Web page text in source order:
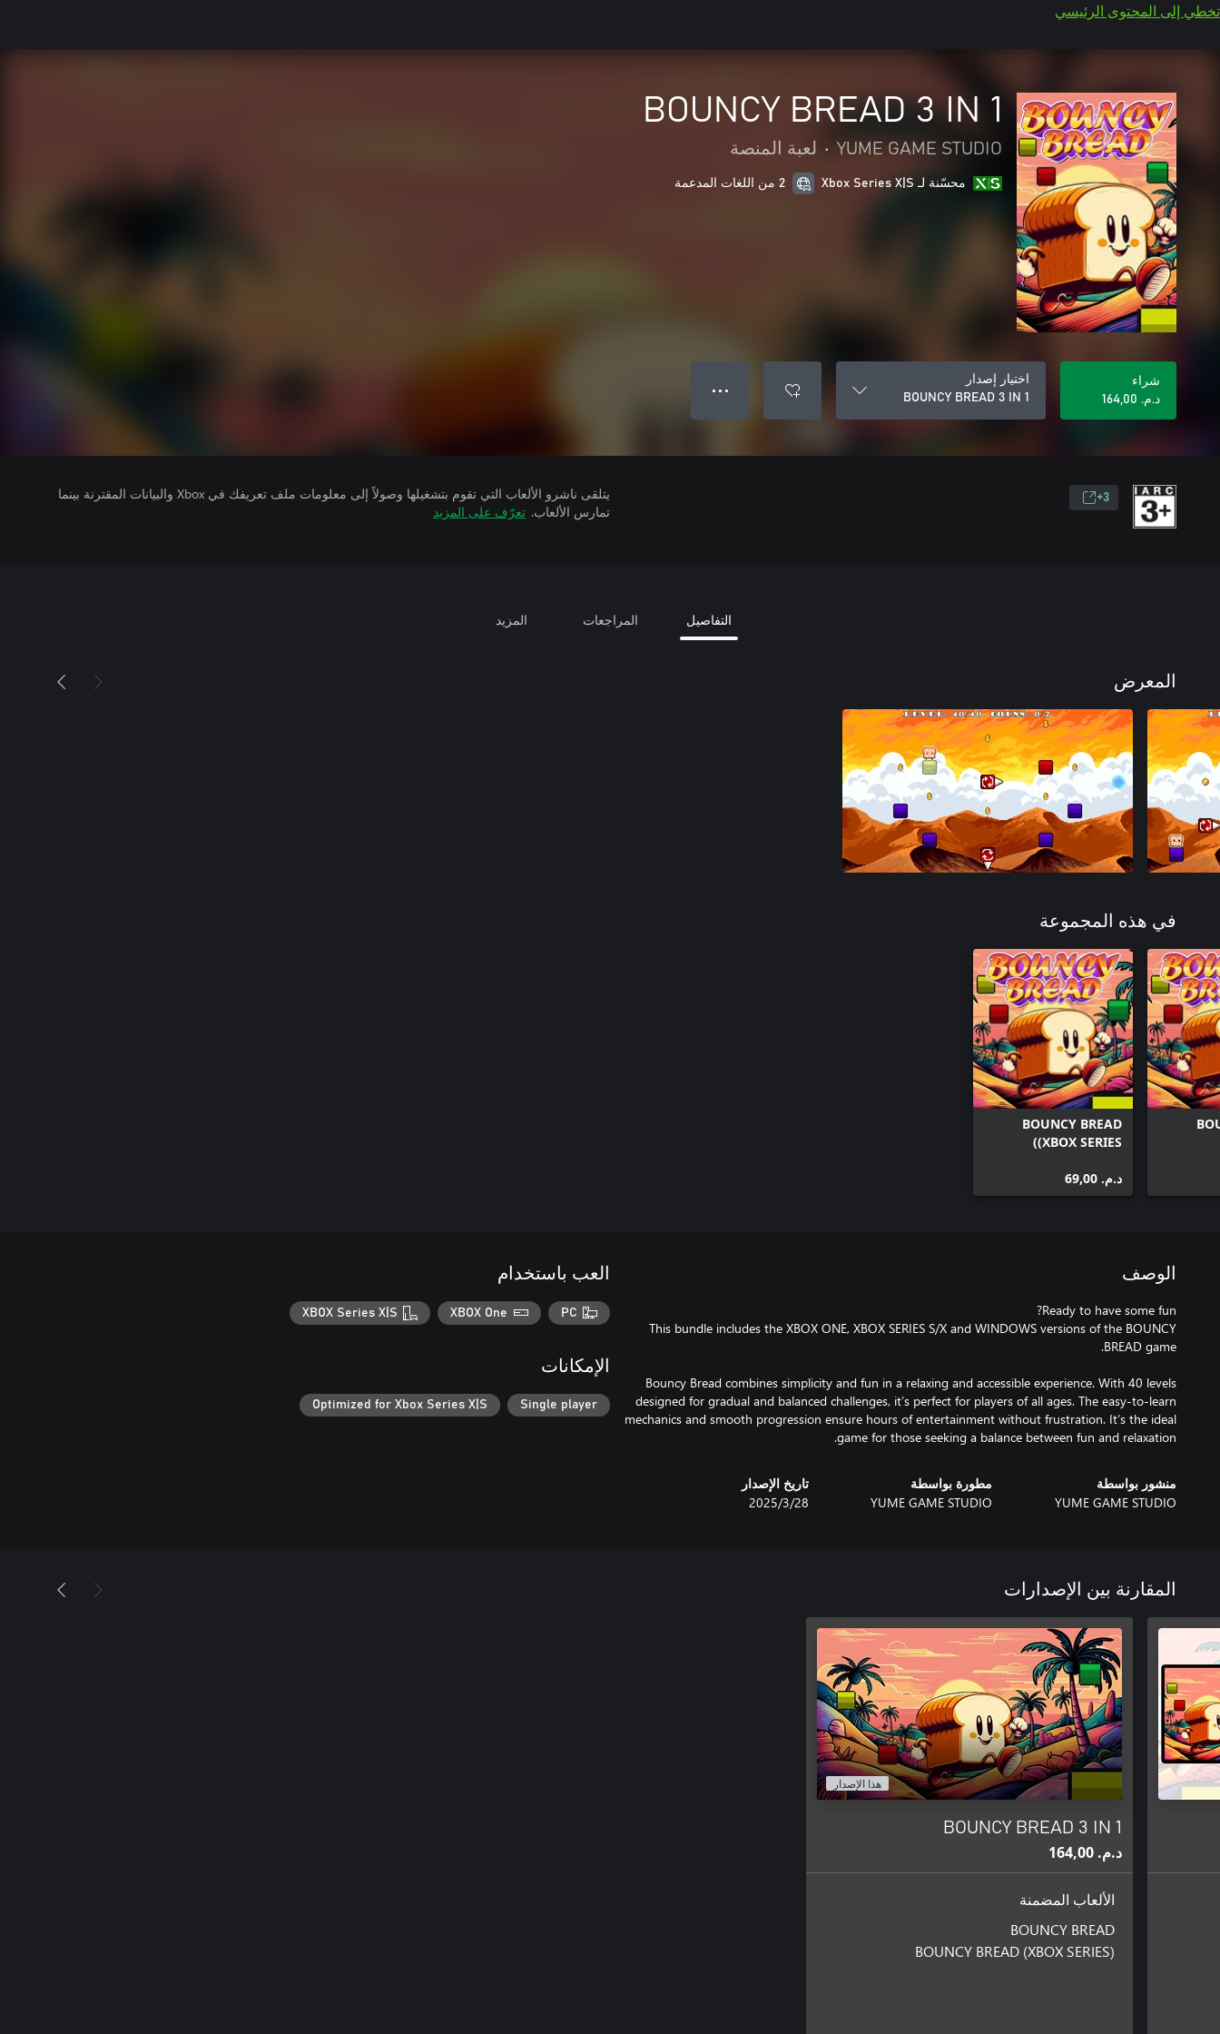
تخطي إلى المحتوى الرئيسي
BOUNCY BREAD 3 IN 1
YUME GAME STUDIO
• لعبة المنصة
محسّنة لـ Xbox Series X|S 2 من اللغات المدعمة
شراء
د.م.‏ 164,00
اختيار إصدار
BOUNCY BREAD 3 IN 1
● ● ●
3+
يتلقى ناشرو الألعاب التي تقوم بتشغيلها وصولاً إلى معلومات ملف تعريفك في Xbox والبيانات المقترنة بينما
تمارس الألعاب. تعرّف على المزيد
التفاصيل المراجعات المزيد
المعرض
في هذه المجموعة
BOUNCY BREAD
(XBOX SERIES)
د.م.‏ 69,00
الوصف
This bundle includes the XBOX ONE, XBOX SERIES S/X and WINDOWS versions of the BOUNCY
Bouncy Bread combines simplicity and fun in a relaxing and accessible experience. With 40 levels
designed for gradual and balanced challenges, it’s perfect for players of all ages. The easy-to-learn
mechanics and smooth progression ensure hours of entertainment without frustration. It’s the ideal
game for those seeking a balance between fun and relaxation.
منشور بواسطة
YUME GAME STUDIO
مطورة بواسطة
YUME GAME STUDIO
تاريخ الإصدار
28‏/3‏/2025
العب باستخدام
PC
XBOX One
XBOX Series X|S
الإمكانات
Single player
Optimized for Xbox Series X|S
المقارنة بين الإصدارات
هذا الإصدار
BOUNCY BREAD 3 IN 1
د.م.‏ 164,00
الألعاب المضمنة
BOUNCY BREAD
BOUNCY BREAD (XBOX SERIES)